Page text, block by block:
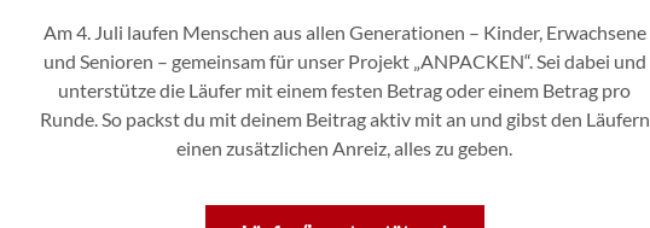
Am 4. Juli laufen Menschen aus allen Generationen – Kinder, Erwachsene
und Senioren – gemeinsam für unser Projekt „ANPACKEN“. Sei dabei und
unterstütze die Läufer mit einem festen Betrag oder einem Betrag pro
Runde. So packst du mit deinem Beitrag aktiv mit an und gibst den Läufern
einen zusätzlichen Anreiz, alles zu geben.